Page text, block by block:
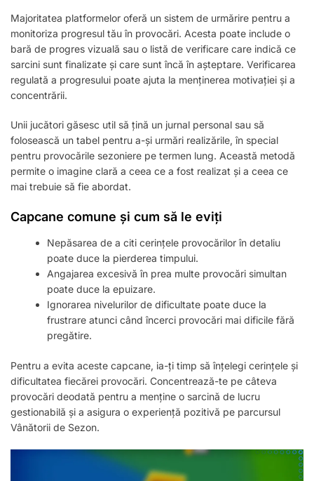
Majoritatea platformelor oferă un sistem de urmărire pentru a
monitoriza progresul tău în provocări. Acesta poate include o
bară de progres vizuală sau o listă de verificare care indică ce
sarcini sunt finalizate și care sunt încă în așteptare. Verificarea
regulată a progresului poate ajuta la menținerea motivației și a
concentrării.
Unii jucători găsesc util să țină un jurnal personal sau să
folosească un tabel pentru a-și urmări realizările, în special
pentru provocările sezoniere pe termen lung. Această metodă
permite o imagine clară a ceea ce a fost realizat și a ceea ce
mai trebuie să fie abordat.
Capcane comune și cum să le eviți
Nepăsarea de a citi cerințele provocărilor în detaliu
poate duce la pierderea timpului.
Angajarea excesivă în prea multe provocări simultan
poate duce la epuizare.
Ignorarea nivelurilor de dificultate poate duce la
frustrare atunci când încerci provocări mai dificile fără
pregătire.
Pentru a evita aceste capcane, ia-ți timp să înțelegi cerințele și
dificultatea fiecărei provocări. Concentrează-te pe câteva
provocări deodată pentru a menține o sarcină de lucru
gestionabilă și a asigura o experiență pozitivă pe parcursul
Vânătorii de Sezon.